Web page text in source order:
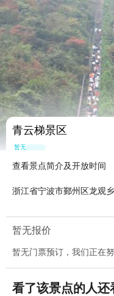
青云梯景区
暂无点评
查看景点简介及开放时间
浙江省宁波市鄞州区龙观
暂无报价
暂无门票预订，我们正在
看了该景点的人还
